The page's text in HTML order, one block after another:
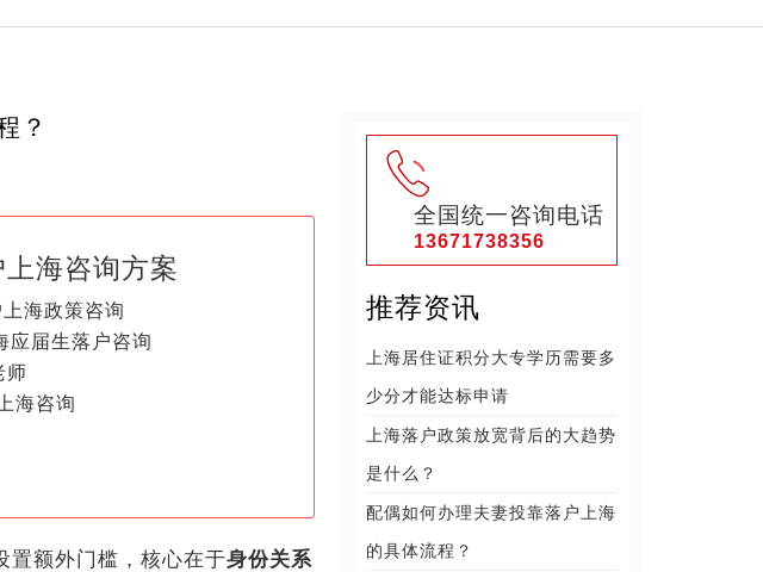
？
海咨询方案
海政策咨询
应届生落户咨询
师
海咨询
额外门槛，核心在于身份关系
全国统一咨询电话
13671738356
推荐资讯
上海居住证积分大专学历需要多
少分才能达标申请
上海落户政策放宽背后的大趋势
是什么？
配偶如何办理夫妻投靠落户上海
的具体流程？